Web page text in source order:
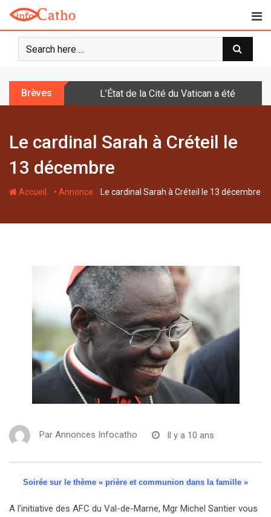
o
Brèves L’État de la Cité du Vatican a été doté
Le cardinal Sarah à Créteil le
13 décembre
Accueil - • Annonce - Le cardinal Sarah à Créteil le 13 décembre
Par Annonces Infocatho Il y a 10 ans
Soirée sur le thème « prière et communion dans la famille »
A l’initiative des AFC du Val-de-Marne, Mgr Michel Santier vous